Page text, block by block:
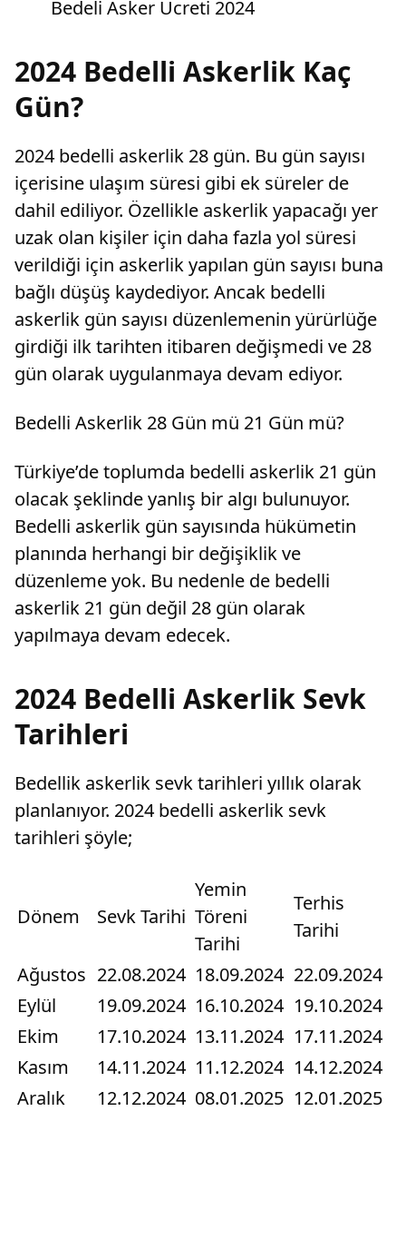
Bedeli Asker Ücreti 2024
2024 Bedelli Askerlik Kaç
Gün?
2024 bedelli askerlik 28 gün. Bu gün sayısı
içerisine ulaşım süresi gibi ek süreler de
dahil ediliyor. Özellikle askerlik yapacağı yer
uzak olan kişiler için daha fazla yol süresi
verildiği için askerlik yapılan gün sayısı buna
bağlı düşüş kaydediyor. Ancak bedelli
askerlik gün sayısı düzenlemenin yürürlüğe
girdiği ilk tarihten itibaren değişmedi ve 28
gün olarak uygulanmaya devam ediyor.
Bedelli Askerlik 28 Gün mü 21 Gün mü?
Türkiye’de toplumda bedelli askerlik 21 gün
olacak şeklinde yanlış bir algı bulunuyor.
Bedelli askerlik gün sayısında hükümetin
planında herhangi bir değişiklik ve
düzenleme yok. Bu nedenle de bedelli
askerlik 21 gün değil 28 gün olarak
yapılmaya devam edecek.
2024 Bedelli Askerlik Sevk
Tarihleri
Bedellik askerlik sevk tarihleri yıllık olarak
planlanıyor. 2024 bedelli askerlik sevk
tarihleri şöyle;
Dönem Sevk Tarihi
Yemin
Töreni
Tarihi
Terhis
Tarihi
Ağustos 22.08.2024 18.09.2024 22.09.2024
Eylül
19.09.2024 16.10.2024 19.10.2024
Ekim
17.10.2024 13.11.2024 17.11.2024
Kasım
14.11.2024 11.12.2024 14.12.2024
Aralık
12.12.2024 08.01.2025 12.01.2025